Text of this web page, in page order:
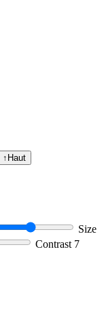
↑ Haut
Size
Contrast 7